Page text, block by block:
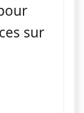
sur